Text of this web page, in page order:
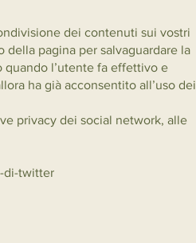
dei contenuti sui vostri
pagina per salvaguardare la
l’utente fa effettivo e
ha già acconsentito all’uso dei
privacy dei social network, alle
di-twitter